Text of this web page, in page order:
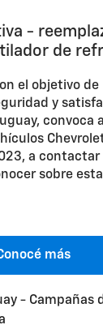
-
de
el objetivo de
y
convoca
a contactar
sobre
más